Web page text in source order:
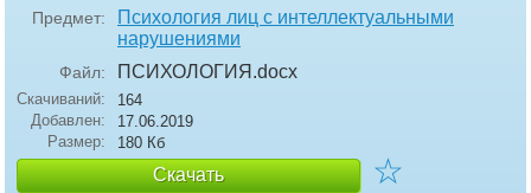
Предмет:
Психология лиц с интеллектуальными
нарушениями
Файл: ПСИХОЛОГИЯ .docx
Скачиваний:
164
Добавлен:
17.06.2019
Размер:
180 Кб
Скачать ☆